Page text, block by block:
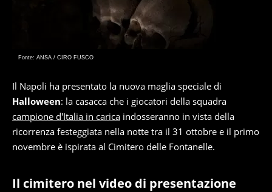
Fonte: ANSA / CIRO FUSCO
Il Napoli ha presentato la nuova maglia speciale di
Halloween: la casacca che i giocatori della squadra
campione d'Italia in carica indosseranno in vista della
ricorrenza festeggiata nella notte tra il 31 ottobre e il primo
novembre è ispirata al Cimitero delle Fontanelle.
Il cimitero nel video di presentazione